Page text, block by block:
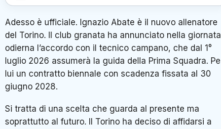
Adesso è ufficiale. Ignazio Abate è il nuovo allenatore
del Torino. Il club granata ha annunciato nella giornata
odierna l’accordo con il tecnico campano, che dal 1°
luglio 2026 assumerà la guida della Prima Squadra.
lui un contratto biennale con scadenza fissata al 30
giugno 2028.
Si tratta di una scelta che guarda al presente ma
soprattutto al futuro. Il Torino ha deciso di affidarsi a